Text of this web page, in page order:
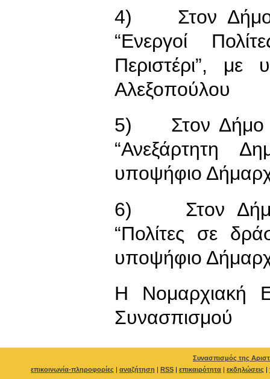
4) Στον Δήμο
“Ενεργοί
Περιστέρι”,
Αλεξοπούλου
5) Στον Δήμο
“Ανεξάρτητη
υποψήφιο
6) Στον Δήμο
“Πολίτες σε
υποψήφιο
Η Νομαρχιακή
Συνασπισμού
Συνασπισμός της
επικοινωνία-πληροφορίες | αναζήτηση | RSS | επικαιρότητα | εκδηλώσεις |